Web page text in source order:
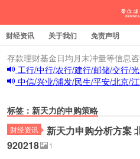
财经资讯 关于我们 免责声明
存款理财基金日均月末冲量等信息
工行/中行/农行/建行/邮储/交行/
中信/兴业/浦发/民生/平安/北京/
标签：新天力的申购策略
财经资讯
新天力申购分析方案
920218
1